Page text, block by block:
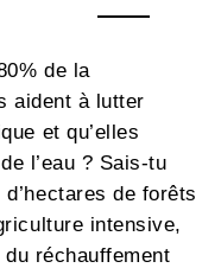
de la
aident à lutter
et qu’elles
l’eau ? Sais-tu
de forêts
intensive,
du réchauffement